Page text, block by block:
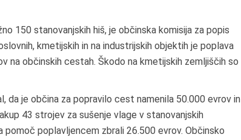
150 stanovanjskih hiš, je občinska komisija za popis
kmetijskih in na industrijskih objektih je poplava
na občinskih cestah. Škodo na kmetijskih zemljiščih so
da je občina za popravilo cest namenila 50.000 evrov in
43 strojev za sušenje vlage v stanovanjskih
poplavljencem zbrali 26.500 evrov. Občinsko